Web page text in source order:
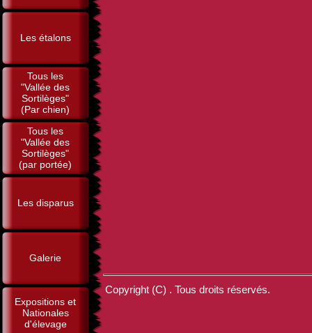
Les étalons
Tous les
"Vallée des
Sortilèges"
(Par chien)
Tous les
"Vallée des
Sortilèges"
(par portée)
Les disparus
Galerie
Expositions et
Nationales
d'élevage
Copyright (C) . Tous droits réservés.